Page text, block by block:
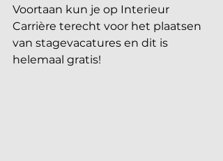
Voortaan kun je op Interieur
Carrière terecht voor het plaatsen
van stagevacatures en dit is
helemaal gratis!